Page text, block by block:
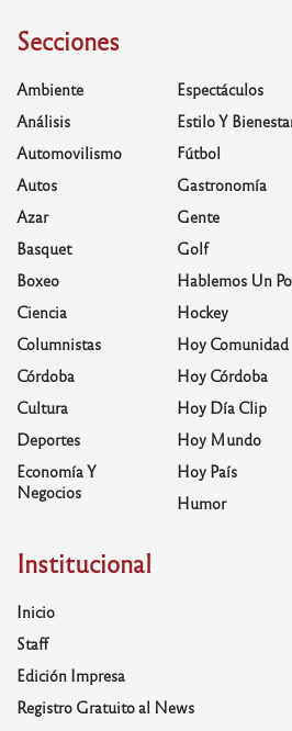
Secciones
Ambiente
Análisis
Automovilismo
Autos
Azar
Basquet
Boxeo
Ciencia
Columnistas
Córdoba
Cultura
Deportes
Economía Y
Negocios
Espectáculos
Estilo Y
Fútbol
Gastronomía
Gente
Golf
Hablemos Un
Hockey
Hoy Comunidad
Hoy Córdoba
Hoy Día Clip
Hoy Mundo
Hoy País
Humor
Institucional
Inicio
Staff
Edición Impresa
Registro Gratuito al News